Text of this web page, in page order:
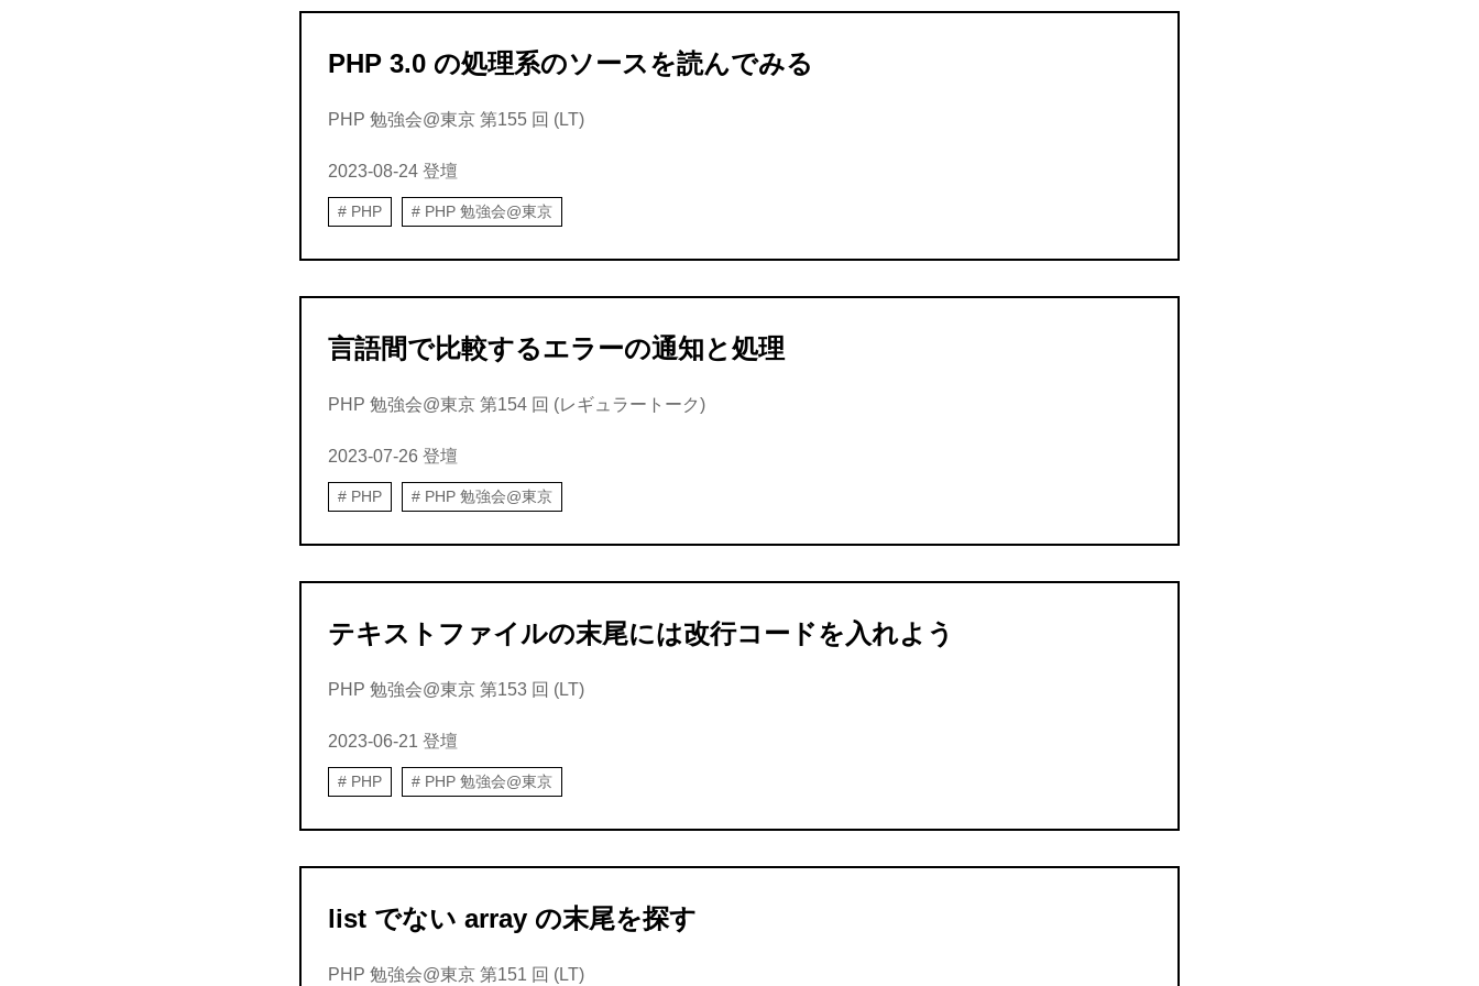
PHP 3.0 の処理系のソースを読んでみる
PHP 勉強会@東京 第155 回 (LT)
2023-08-24 登壇
PHP PHP 勉強会@東京
言語間で比較するエラーの通知と処理
PHP 勉強会@東京 第154 回 (レギュラートーク)
2023-07-26 登壇
PHP PHP 勉強会@東京
テキストファイルの末尾には改行コードを入れよう
PHP 勉強会@東京 第153 回 (LT)
2023-06-21 登壇
PHP PHP 勉強会@東京
list でない array の末尾を探す
PHP 勉強会@東京 第151 回 (LT)